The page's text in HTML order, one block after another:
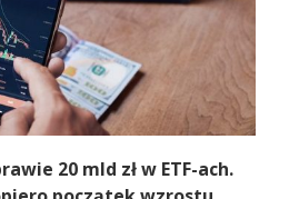
20 mld zł w ETF-ach.